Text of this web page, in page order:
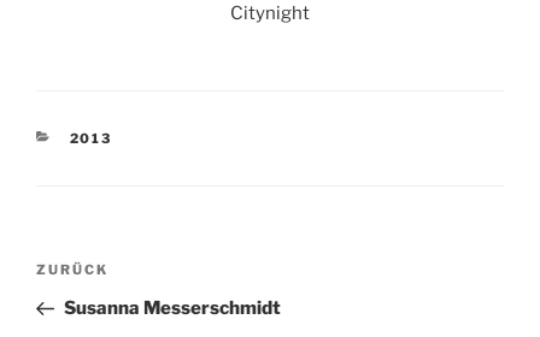
Citynight
KATEGORIEN
2013
Beitragsnavigation
Vorheriger
Beitrag
ZURÜCK
Susanna Messerschmidt